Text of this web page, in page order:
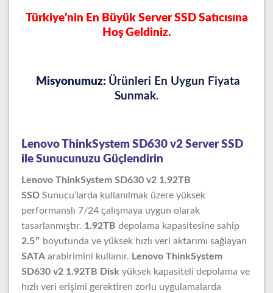
Türkiye’nin En Büyük Server SSD Satıcısına
Hoş Geldiniz.
Misyonumuz: Ürünleri En Uygun Fiyata
Sunmak.
Lenovo ThinkSystem SD630 v2 Server SSD
ile Sunucunuzu Güçlendirin
Lenovo ThinkSystem SD630 v2 1.92TB
SSD Sunucu’larda kullanılmak üzere yüksek
performanslı 7/24 çalışmaya uygun olarak
tasarlanmıştır. 1.92TB depolama kapasitesine sahip
2.5″ boyutunda ve yüksek hızlı veri aktarımı sağlayan
SATA arabirimini kullanır. Lenovo ThinkSystem
SD630 v2 1.92TB Disk yüksek kapasiteli depolama ve
hızlı veri erişimi gerektiren zorlu uygulamalarda